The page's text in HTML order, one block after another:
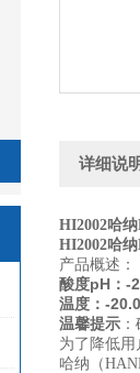
详细说
HI2002哈
HI2002哈
产品概述：
酸度pH：-
温度 ：-
温馨提示
为了降低
哈纳（